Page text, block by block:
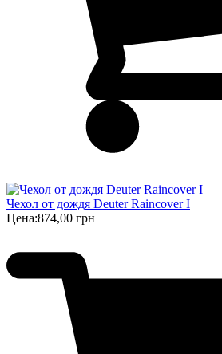
Чехол от дождя Deuter Raincover I
Цена:874,00 грн